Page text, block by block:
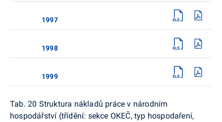
1997
1998
1999
Tab. 20 Struktura nákladů práce v národním
hospodářství (třídění: sekce OKEČ, typ hospodaření,